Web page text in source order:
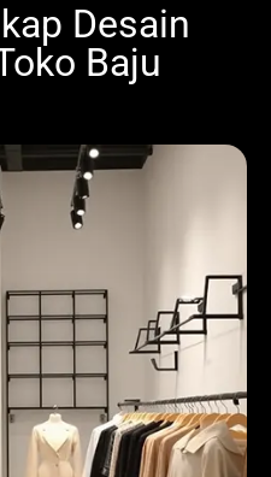
Desain
Baju